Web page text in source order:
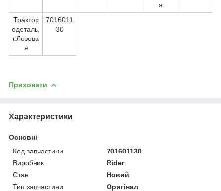
я
Трактор
одеталь,
г.Лозова
я
7016011
30
Приховати
Характеристики
Основні
Код запчастини
701601130
Виробник
Rider
Стан
Новий
Тип запчастини
Оригінал